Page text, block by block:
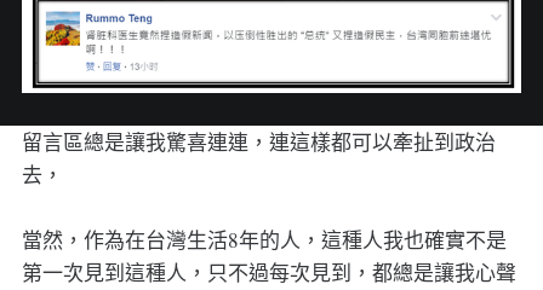
留言區總是讓我驚喜連連，連這樣都可以牽扯到政治
去，
當然，作為在台灣生活8年的人，這種人我也確實不是
第一次見到這種人，只不過每次見到，都總是讓我心聲